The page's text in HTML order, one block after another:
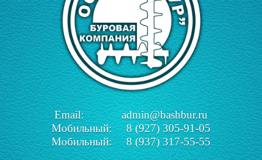
Email: admin@bashbur.ru
Мобильный: 8 (927) 305-91-05
Мобильный: 8 (937) 317-55-55